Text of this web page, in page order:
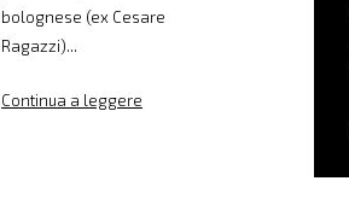
bolognese (ex Cesare
Ragazzi)...
Continua a leggere